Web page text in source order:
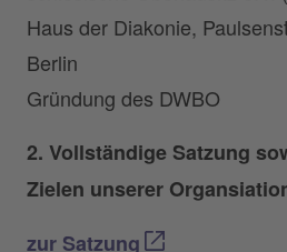
Haus der Diakonie,
Berlin
Gründung des DWBO
2. Vollständige Satzung
Zielen unserer
zur Satzung